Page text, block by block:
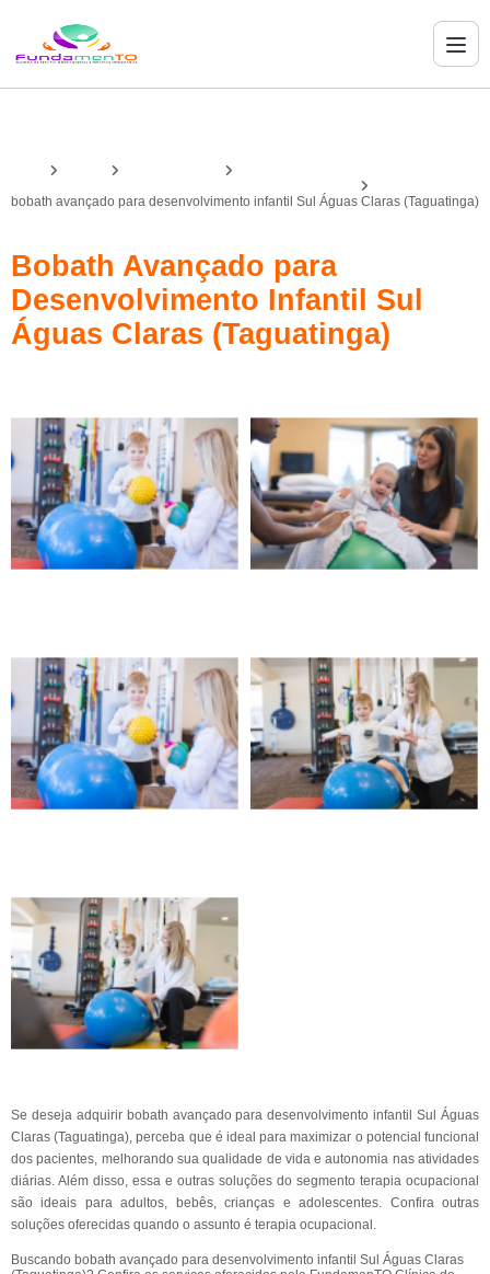
bobath avançado para desenvolvimento infantil Sul Águas Claras (Taguatinga)
Bobath Avançado para
Desenvolvimento Infantil Sul
Águas Claras (Taguatinga)
Se deseja adquirir bobath avançado para desenvolvimento infantil Sul Águas
Claras (Taguatinga), perceba que é ideal para maximizar o potencial funcional
dos pacientes, melhorando sua qualidade de vida e autonomia nas atividades
diárias. Além disso, essa e outras soluções do segmento terapia ocupacional
são ideais para adultos, bebês, crianças e adolescentes. Confira outras
soluções oferecidas quando o assunto é terapia ocupacional.
Buscando bobath avançado para desenvolvimento infantil Sul Águas Claras